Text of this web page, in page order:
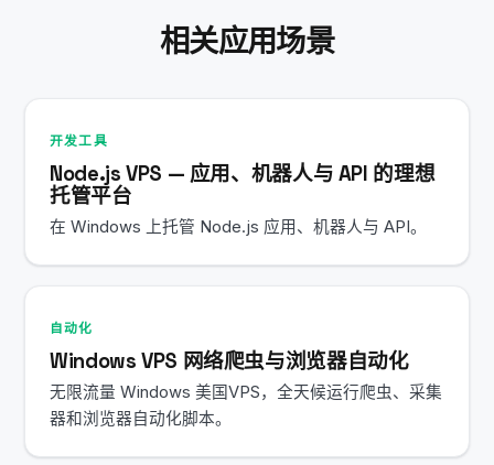
相关应用场景
开发工具
Node.js VPS — 应用、机器人与 API 的理想
托管平台
在 Windows 上托管 Node.js 应用、机器人与 API。
自动化
Windows VPS 网络爬虫与浏览器自动化
无限流量 Windows 美国VPS，全天候运行爬虫、采集
器和浏览器自动化脚本。